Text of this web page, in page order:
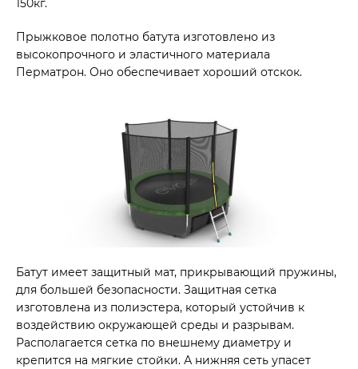
150кг.
Прыжковое полотно батута изготовлено из
высокопрочного и эластичного материала
Перматрон. Оно обеспечивает хороший отскок.
Батут имеет защитный мат, прикрывающий пружины,
для большей безопасности. Защитная сетка
изготовлена из полиэстера, который устойчив к
воздействию окружающей среды и разрывам.
Располагается сетка по внешнему диаметру и
крепится на мягкие стойки. А нижняя сеть упасет